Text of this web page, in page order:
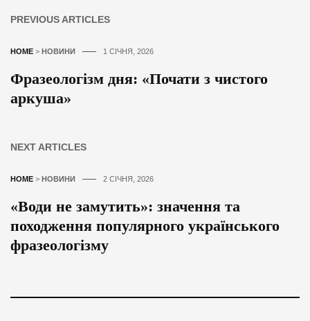
PREVIOUS ARTICLES
HOME > НОВИНИ 1 СІЧНЯ, 2026
Фразеологізм дня: «Почати з чистого
аркуша»
NEXT ARTICLES
HOME > НОВИНИ 2 СІЧНЯ, 2026
«Води не замутить»: значення та
походження популярного українського
фразеологізму